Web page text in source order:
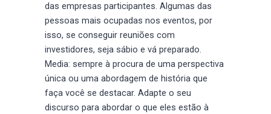
das empresas participantes. Algumas das
pessoas mais ocupadas nos eventos, por
isso, se conseguir reuniões com
investidores, seja sábio e vá preparado.
Media: sempre à procura de uma perspectiva
única ou uma abordagem de história que
faça você se destacar. Adapte o seu
discurso para abordar o que eles estão à